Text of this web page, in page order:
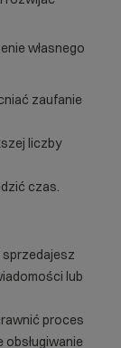
własnego
zaufanie
liczby
czas.
sprzedajesz
lub
proces